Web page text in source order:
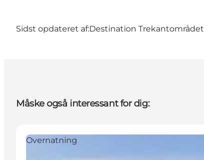
Sidst opdateret af:Destination Trekantområdet
Måske også interessant for dig:
Overnatning